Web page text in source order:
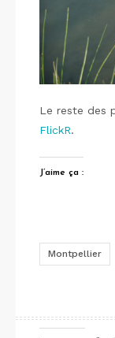
Le reste des
FlickR.
J’aime ça :
Montpellier